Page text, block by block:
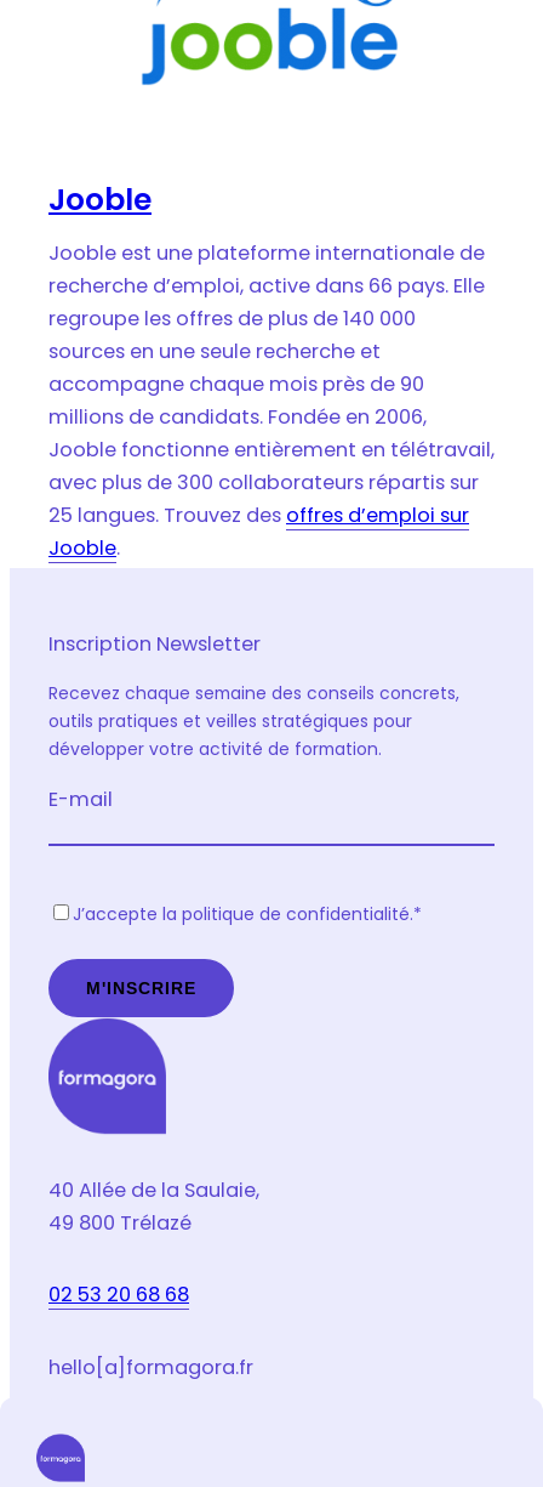
Jooble
Jooble est une plateforme internationale de
recherche d’emploi, active dans 66 pays. Elle
regroupe les offres de plus de 140 000
sources en une seule recherche et
accompagne chaque mois près de 90
millions de candidats. Fondée en 2006,
Jooble fonctionne entièrement en télétravail,
avec plus de 300 collaborateurs répartis sur
25 langues. Trouvez des offres d’emploi sur
Jooble.
Inscription Newsletter
Recevez chaque semaine des conseils concrets,
outils pratiques et veilles stratégiques pour
développer votre activité de formation.
E-mail
R
P
D
*
J’accepte la politique de confidentialité.*
40 Allée de la Saulaie,
49 800 Trélazé
02 53 20 68 68
hello[a]formagora.fr
Suivez-nous sur les réseaux sociaux